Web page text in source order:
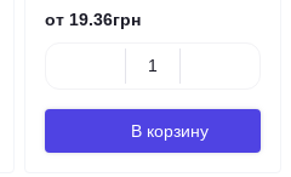
от 19.36грн
В корзину